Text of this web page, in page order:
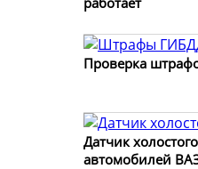
Проверка
Датчик
автомобилей